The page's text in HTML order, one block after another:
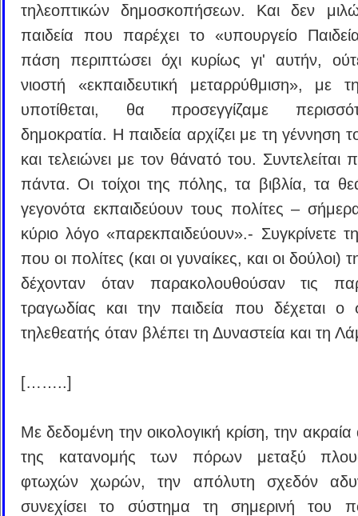
τηλεοπτικών δημοσκοπήσεων. Και δεν
παιδεία που παρέχει το «υπουργείο
πάση περιπτώσει όχι κυρίως γι' αυτήν,
νιοστή «εκπαιδευτική μεταρρύθμιση», με
υποτίθεται, θα προσεγγίζαμε
δημοκρατία. Η παιδεία αρχίζει με τη γέννηση
και τελειώνει με τον θάνατό του. Συντελείται
πάντα. Οι τοίχοι της πόλης, τα βιβλία, τα
γεγονότα εκπαιδεύουν τους πολίτες –
κύριο λόγο «παρεκπαιδεύουν».- Συγκρίνετε
που οι πολίτες (και οι γυναίκες, και οι δούλοι)
δέχονταν όταν παρακολουθούσαν τις
τραγωδίας και την παιδεία που δέχεται ο
τηλεθεατής όταν βλέπει τη Δυναστεία και τη
[……..]
Με δεδομένη την οικολογική κρίση, την ακραία
της κατανομής των πόρων μεταξύ
φτωχών χωρών, την απόλυτη σχεδόν
συνεχίσει το σύστημα τη σημερινή του